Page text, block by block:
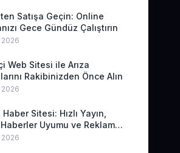
Satışa Geçin: Online
Gece Gündüz Çalıştırın
2026
Web Sitesi ile Arıza
Rakibinizden Önce Alın
2026
Haber Sitesi: Hızlı Yayın,
Uyumu ve Reklam
2026